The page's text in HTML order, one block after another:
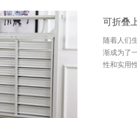
可折叠
随着人们
渐成为了
性和实用